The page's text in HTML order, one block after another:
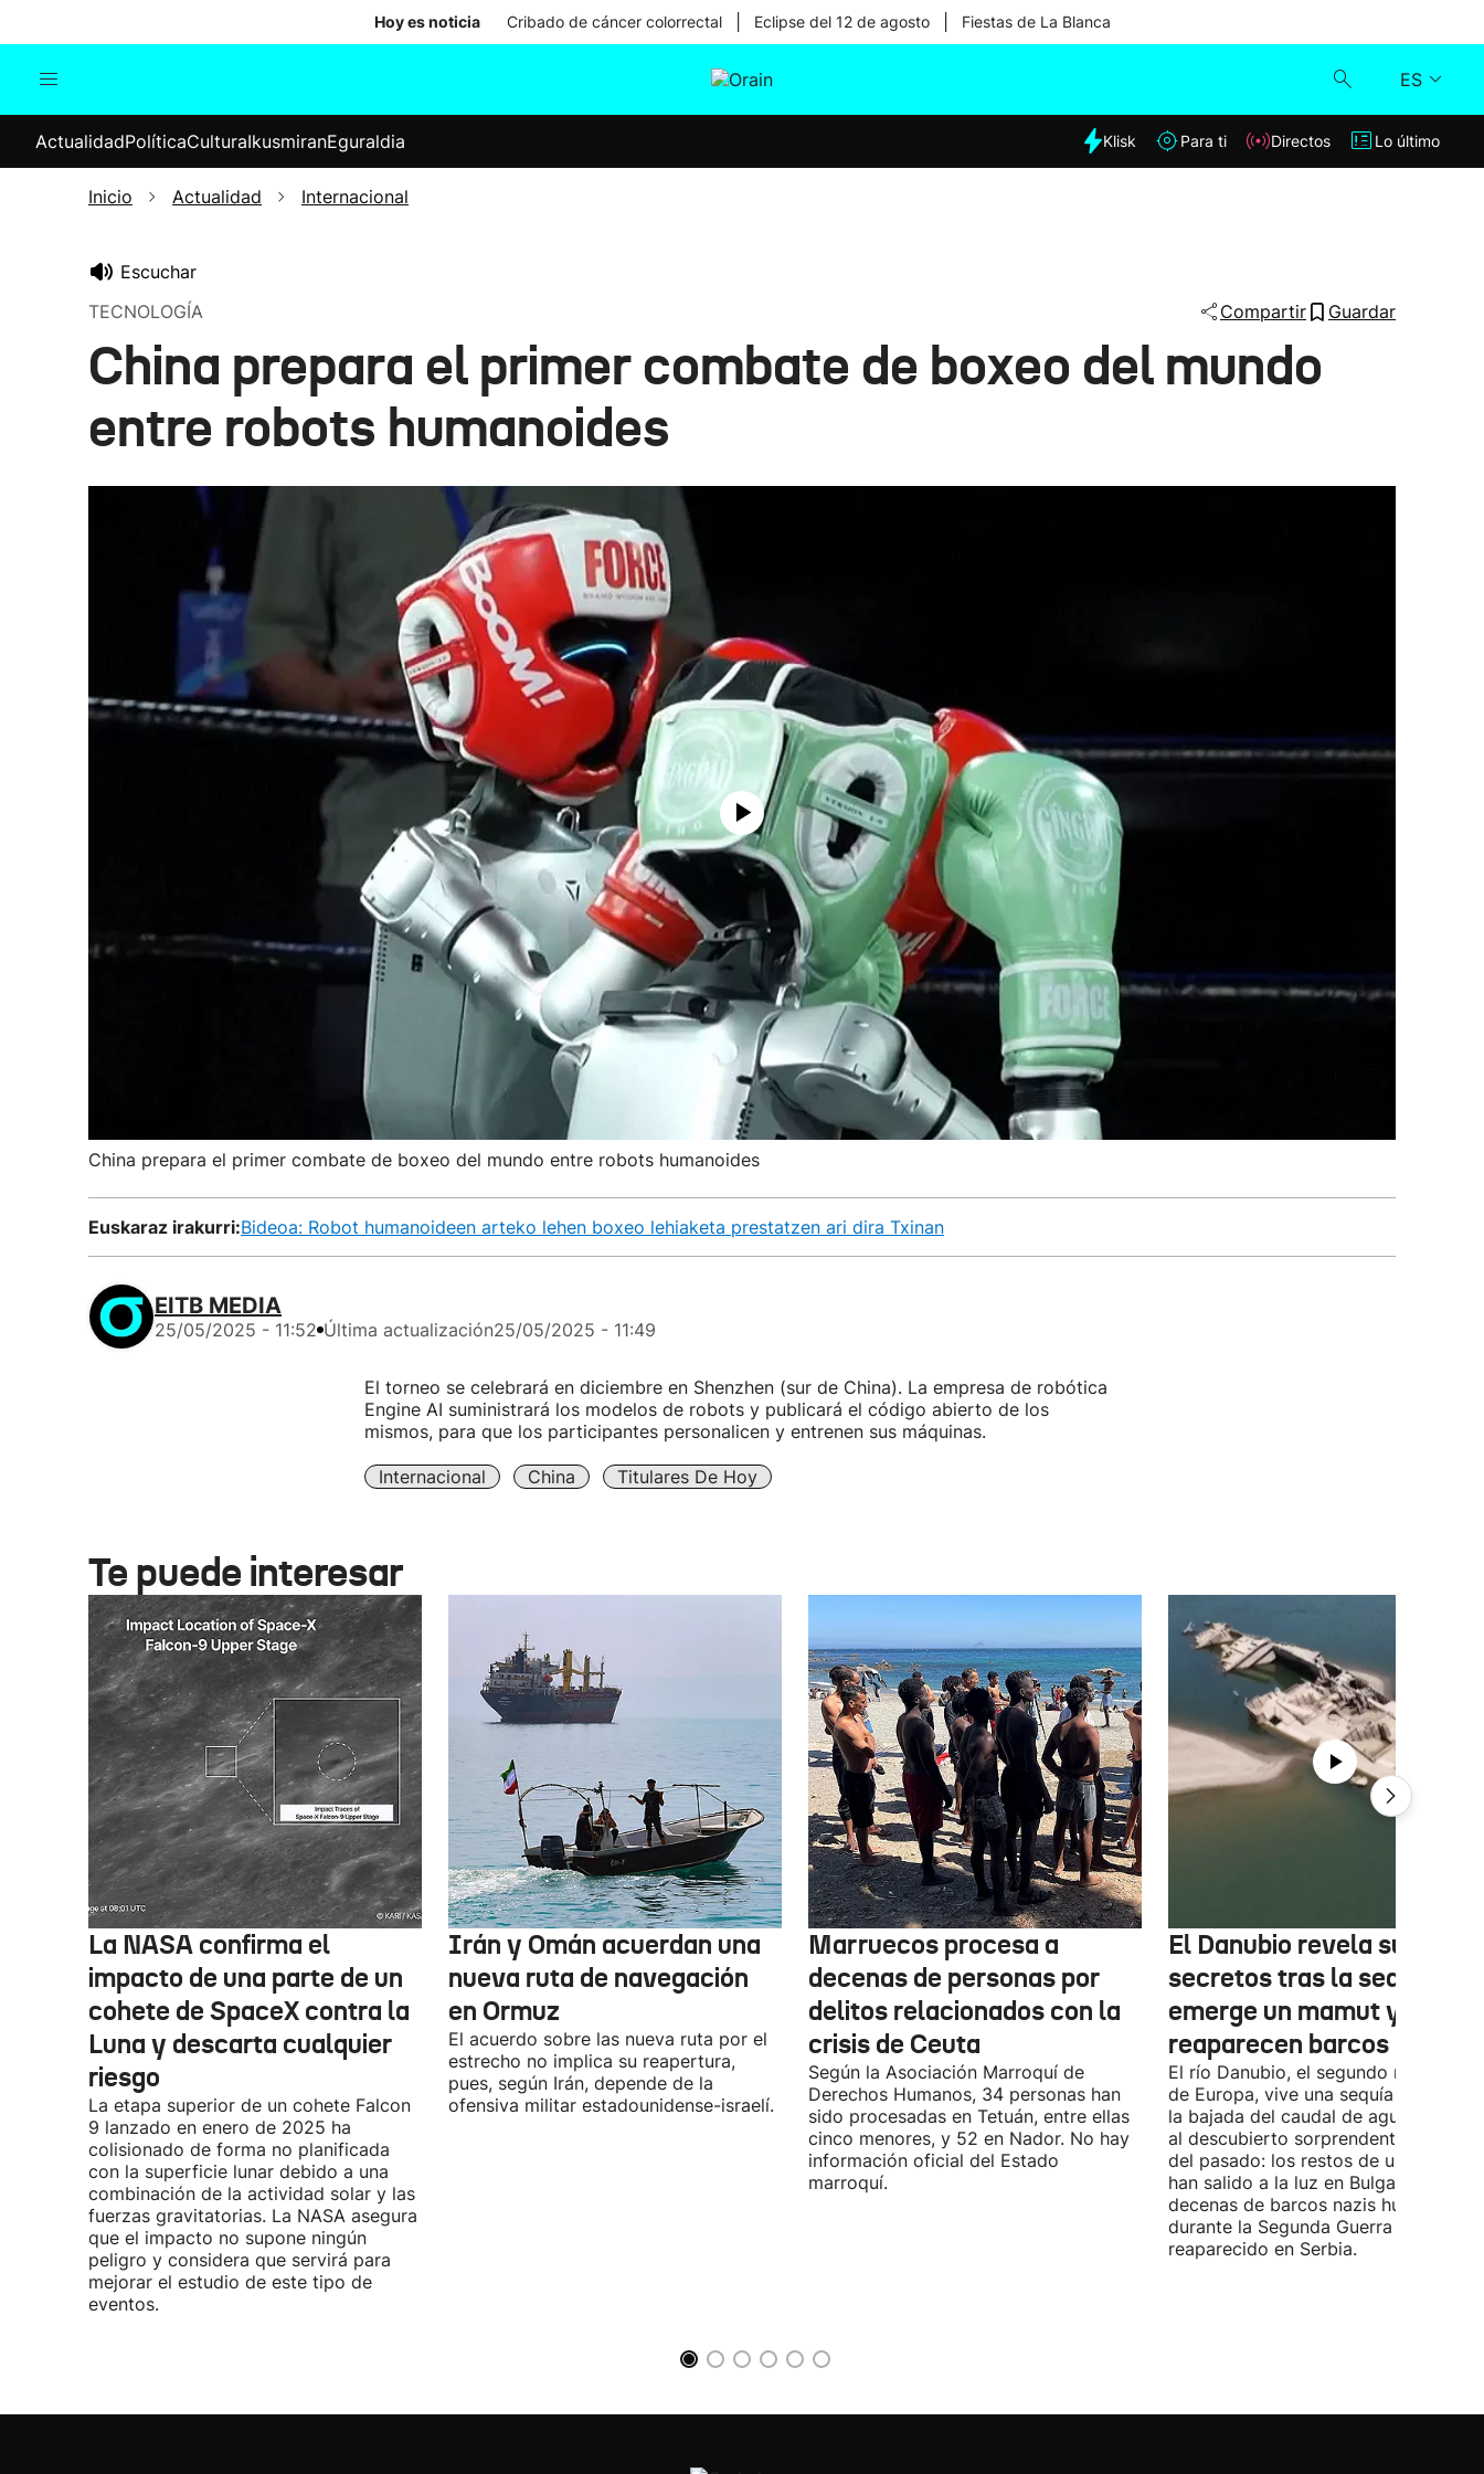
Hoy es noticia Cribado de cáncer colorrectal Eclipse del 12 de agosto Fiestas de La Blanca
ES
Internacional
Elecciones
Klisk
ActualidadPolíticaCulturaIkusmiranEguraldia Klisk Para ti Directos Lo último
Inicio Actualidad Internacional
Escuchar
TECNOLOGÍA
Compartir Guardar
China prepara el primer combate de boxeo del mundo
entre robots humanoides
China prepara el primer combate de boxeo del mundo entre robots humanoides
Euskaraz irakurri:Bideoa: Robot humanoideen arteko lehen boxeo lehiaketa prestatzen ari dira Txinan
EITB MEDIA
25/05/2025 - 11:52 Última actualización25/05/2025 - 11:49
El torneo se celebrará en diciembre en Shenzhen (sur de China). La empresa de robótica
Engine AI suministrará los modelos de robots y publicará el código abierto de los
mismos, para que los participantes personalicen y entrenen sus máquinas.
Internacional China Titulares De Hoy
Te puede interesar
La NASA confirma el
impacto de una parte de un
cohete de SpaceX contra la
Luna y descarta cualquier
riesgo
La etapa superior de un cohete Falcon
9 lanzado en enero de 2025 ha
colisionado de forma no planificada
con la superficie lunar debido a una
combinación de la actividad solar y las
fuerzas gravitatorias. La NASA asegura
que el impacto no supone ningún
peligro y considera que servirá para
mejorar el estudio de este tipo de
eventos.
Irán y Omán acuerdan una
nueva ruta de navegación
en Ormuz
El acuerdo sobre las nueva ruta por el
estrecho no implica su reapertura,
pues, según Irán, depende de la
ofensiva militar estadounidense-israelí.
Marruecos procesa a
decenas de personas por
delitos relacionados con la
crisis de Ceuta
Según la Asociación Marroquí de
Derechos Humanos, 34 personas han
sido procesadas en Tetuán, entre ellas
cinco menores, y 52 en Nador. No hay
información oficial del Estado
marroquí.
El Danubio revela sus
secretos tras la sequía:
emerge un mamut y
reaparecen barcos nazis
El río Danubio, el segundo más largo
de Europa, vive una sequía histórica
la bajada del caudal de agua ha
al descubierto sorprendentes
del pasado: los restos de un mamut
han salido a la luz en Bulgaria y
decenas de barcos nazis hundidos
durante la Segunda Guerra Mundial
reaparecido en Serbia.